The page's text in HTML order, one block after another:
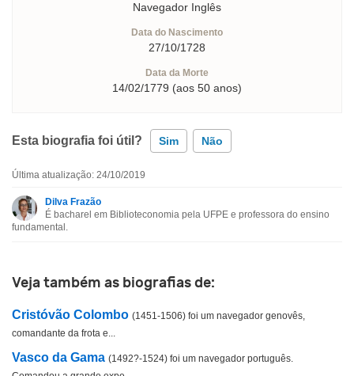
Navegador Inglês
Data do Nascimento
27/10/1728
Data da Morte
14/02/1779 (aos 50 anos)
Esta biografia foi útil? Sim Não
Esta biografia não tem a informação que procuro
Última atualização: 24/10/2019
Dilva Frazão
É bacharel em Biblioteconomia pela UFPE e professora do ensino
fundamental.
Veja também as biografias de:
Cristóvão Colombo (1451-1506) foi um navegador genovês,
comandante da frota e...
Vasco da Gama (1492?-1524) foi um navegador português.